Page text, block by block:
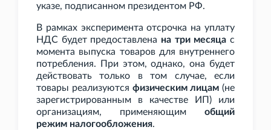
указе, подписанном президентом РФ.
В рамках эксперимента отсрочка на уплату
НДС будет предоставлена на три месяца с
момента выпуска товаров для внутреннего
потребления. При этом, однако, она будет
действовать только в том случае, если
товары реализуются физическим лицам (не
зарегистрированным в качестве ИП) или
организациям, применяющим общий
режим налогообложения.